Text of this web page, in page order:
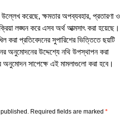
করেছে, ক্ষমতার অপব্যবহার, প্রতারণা ও
লঙ্ঘন করে এসব অর্থ আত্মসাৎ করা হয়েছে।
করা প্রতিবেদনের সুপারিশের ভিত্তিতে ছয়টি
অনুমোদনের উদ্দেশ্যে নথি উপস্থাপন করা
অনুমোদন সাপেক্ষে এই মামলাগুলো করা হবে।
Required fields are marked *